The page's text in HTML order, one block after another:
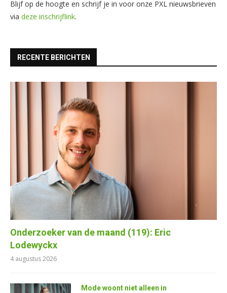
Blijf op de hoogte en schrijf je in voor onze PXL nieuwsbrieven
via deze inschrijflink.
RECENTE BERICHTEN
Onderzoeker van de maand (119): Eric
Lodewyckx
4 augustus 2026
Mode woont niet alleen in